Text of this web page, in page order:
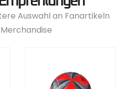
Auswahl an Fanartikeln